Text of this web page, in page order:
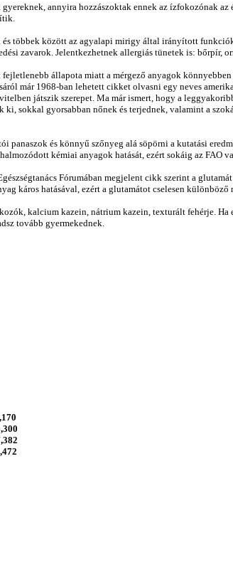
annyira hozzászoktak ennek az
többek között az agyalapi mirigy által irányított
zavarok. Jelentkezhetnek allergiás tünetek is:
állapota miatt a mérgező anyagok
már 1968-ban lehetett cikket olvasni egy neves
játszik szerepet. Ma már ismert, hogy a
sokkal gyorsabban nőnek és terjednek, valamint a
és könnyű szőnyeg alá söpörni a kutatási
kémiai anyagok hatását, ezért sokáig az
Fórumában megjelent cikk szerint a
káros hatásával, ezért a glutamátot cselesen
kalcium kazein, nátrium kazein, texturált fehérje.
tovább gyermekednek.